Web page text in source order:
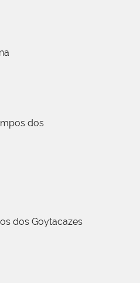
dos
dos Goytacazes